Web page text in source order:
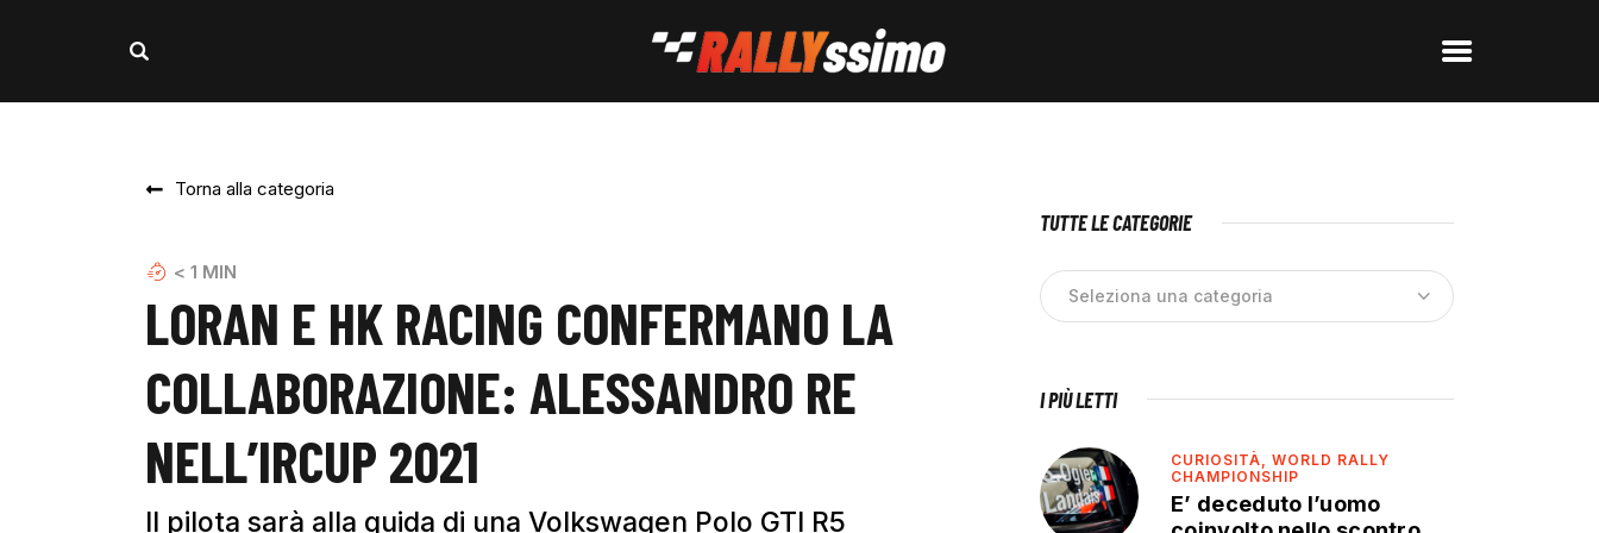
Torna alla categoria
< 1 MIN
LORAN E HK RACING CONFERMANO LA
COLLABORAZIONE: ALESSANDRO RE
NELL’IRCUP 2021
Il pilota sarà alla guida di una Volkswagen Polo GTI R5
TUTTE LE CATEGORIE
I PIÙ LETTI
CURIOSITÀ,WORLD RALLY
CHAMPIONSHIP
E’ deceduto l’uomo